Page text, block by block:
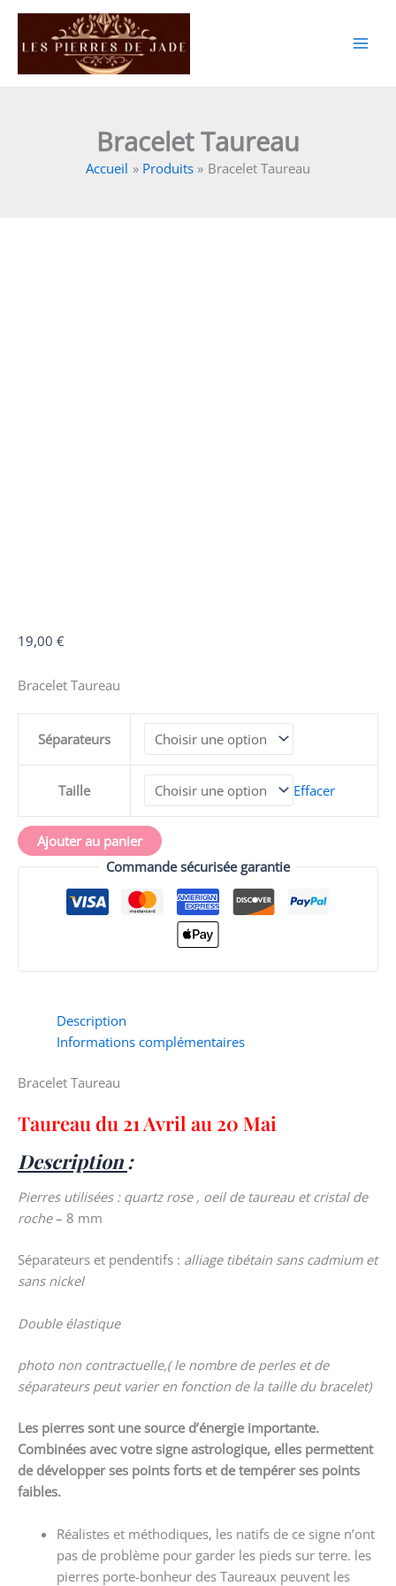
Aller
contenu
Bracelet Taureau
Accueil Produits Bracelet Taureau
19,00 €
Bracelet Taureau
Séparateurs
Taille Effacer
quantité
Bracelet
Ajouter au panier
Commande sécurisée garantie
Description
Informations complémentaires
Bracelet Taureau
Taureau du 21 Avril au 20 Mai
Description :
Pierres utilisées : quartz rose , oeil de taureau et cristal de
roche– 8 mm
Séparateurs et pendentifs : alliage tibétain sans cadmium et
sans nickel
Double élastique
photo non contractuelle,( le nombre de perles et de
séparateurs peut varier en fonction de la taille du bracelet)
Les pierres sont une source d’énergie importante.
Combinées avec votre signe astrologique, elles permettent
de développer ses points forts et de tempérer ses points
faibles.
Réalistes et méthodiques, les natifs de ce signe n’ont
pas de problème pour garder les pieds sur terre. les
pierres porte-bonheur des Taureaux peuvent les